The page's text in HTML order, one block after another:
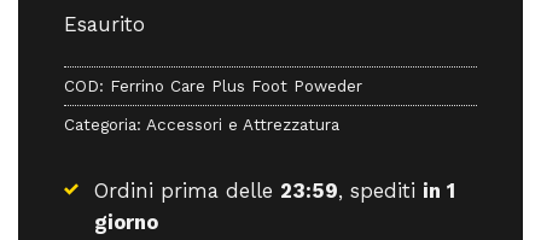
7,50 €.6,75 €.
Esaurito
COD: Ferrino Care Plus Foot Poweder
Categoria: Accessori e Attrezzatura
Ordini prima delle 23:59, spediti in 1
giorno